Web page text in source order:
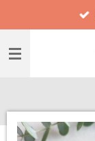
naar